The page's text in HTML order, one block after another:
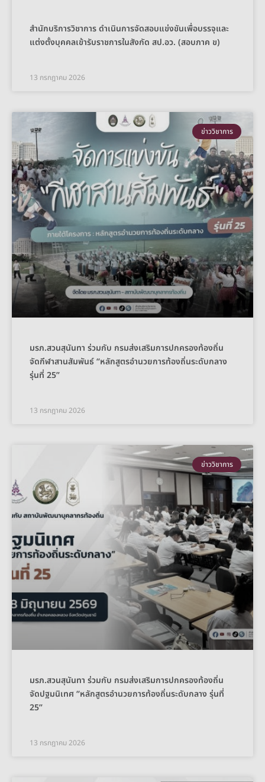
สำนักบริการวิชาการ ดำเนินการจัดสอบแข่งขันเพื่อบรรจุและ
แต่งตั้งบุคคลเข้ารับราชการในสังกัด สป.อว. (สอบภาค ข)
13 กรกฎาคม 2026
ข่าววิชาการ
มรภ.สวนสุนันทา ร่วมกับ กรมส่งเสริมการปกครองท้องถิ่น
จัดกีฬาสานสัมพันธ์ “หลักสูตรอำนวยการท้องถิ่นระดับกลาง
รุ่นที่ 25”
13 กรกฎาคม 2026
ข่าววิชาการ
มรภ.สวนสุนันทา ร่วมกับ กรมส่งเสริมการปกครองท้องถิ่น
จัดปฐมนิเทศ “หลักสูตรอำนวยการท้องถิ่นระดับกลาง รุ่นที่
25”
13 กรกฎาคม 2026